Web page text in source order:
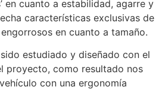
en cuanto a estabilidad, agarre y
características exclusivas de
en cuanto a tamaño.
estudiado y diseñado con el
proyecto, como resultado nos
con una ergonomía